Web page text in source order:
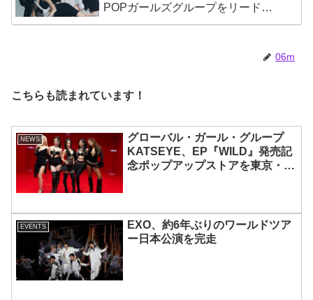
POPガールズグループをリードす
06m
こちらも読まれています！
NEWS
グローバル・ガール・グループ
KATSEYE、EP『WILD』発売記
念ポップアップストアを東京・原
EVENTS
EXO、約6年ぶりのワールドツア
ー日本公演を完走